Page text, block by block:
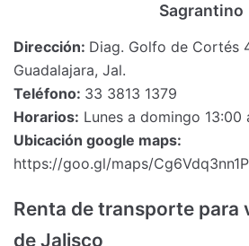
Sagrantino
Dirección: Diag. Golfo de Cortés
Guadalajara, Jal.
Teléfono: 33 3813 1379
Horarios: Lunes a domingo 13:00
Ubicación google maps:
https://goo.gl/maps/
Renta de transporte para
de Jalisco